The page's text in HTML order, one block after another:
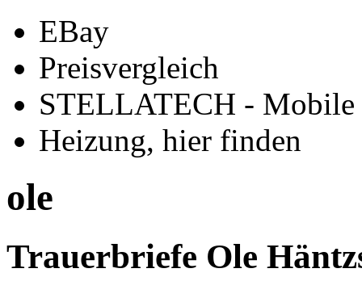
EBay
Preisvergleich
STELLATECH - Mobile
Heizung, hier finden
ole
Trauerbriefe Ole